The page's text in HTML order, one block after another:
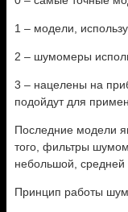
1 – модели,
2 – шумомеры
3 – нацелены на
подойдут для
Последние модели
того, фильтры
небольшой, средней
Принцип работы